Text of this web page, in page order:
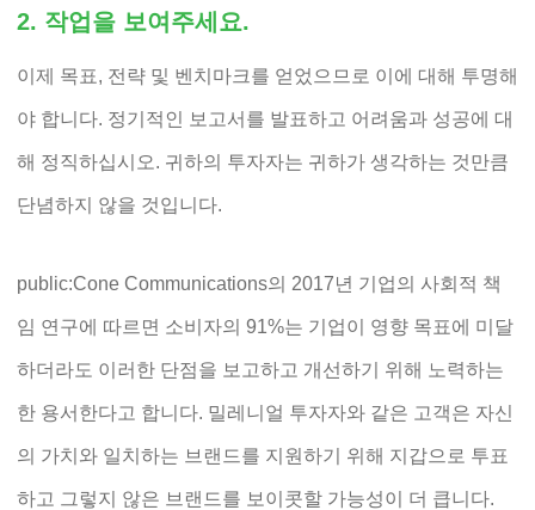
2. 작업을 보여주세요.
이제 목표, 전략 및 벤치마크를 얻었으므로 이에 대해 투명해
야 합니다. 정기적인 보고서를 발표하고 어려움과 성공에 대
해 정직하십시오. 귀하의 투자자는 귀하가 생각하는 것만큼
단념하지 않을 것입니다.
public:Cone Communications의 2017년 기업의 사회적 책
임 연구에 따르면 소비자의 91%는 기업이 영향 목표에 미달
하더라도 이러한 단점을 보고하고 개선하기 위해 노력하는
한 용서한다고 합니다. 밀레니얼 투자자와 같은 고객은 자신
의 가치와 일치하는 브랜드를 지원하기 위해 지갑으로 투표
하고 그렇지 않은 브랜드를 보이콧할 가능성이 더 큽니다.